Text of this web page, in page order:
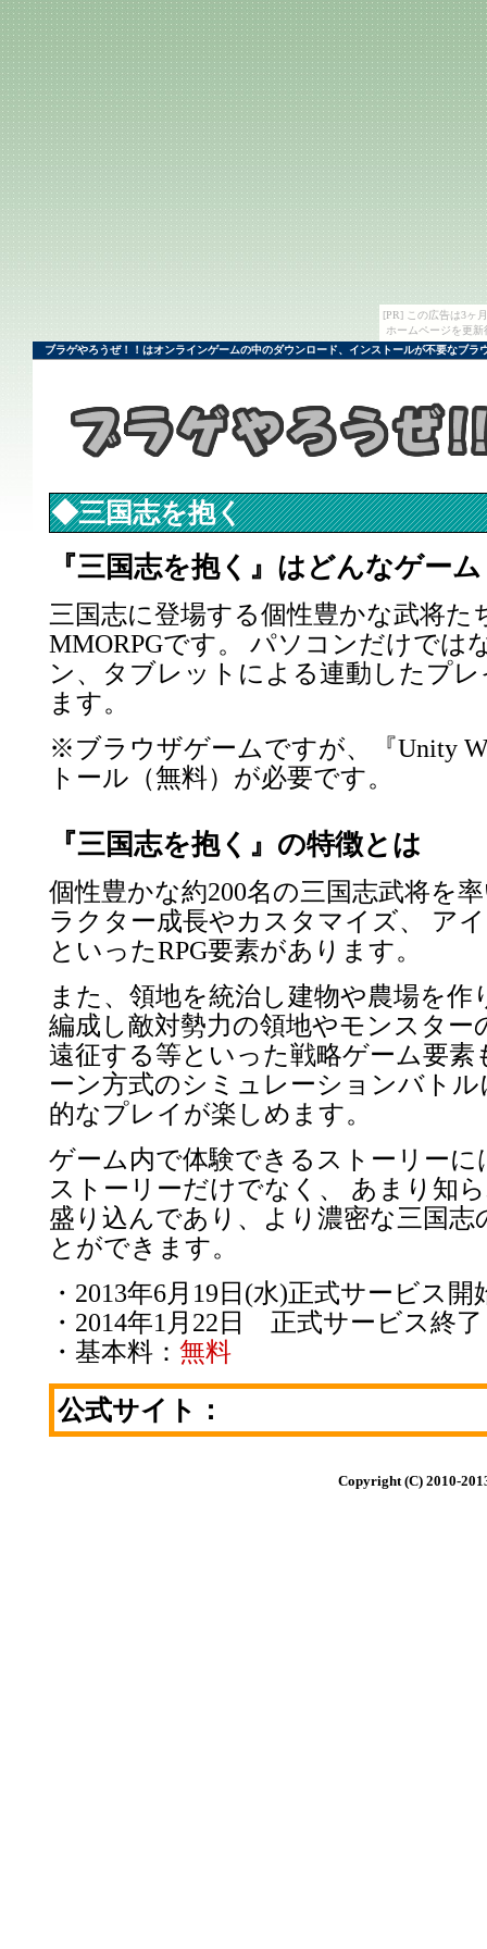
[PR] この広告は3ヶ
ホームページを更
ブラゲやろうぜ！！はオンラインゲームの中のダウンロード、インストールが不要なブ
◆三国志を抱く
『三国志を抱く』はどんなゲーム
三国志に登場する個性豊かな武将た
MMORPGです。 パソコンだけでは
ン、タブレットによる連動したプ
ます。
※ブラウザゲームですが、『Unity
トール（無料）が必要です。
『三国志を抱く』の特徴とは
個性豊かな約200名の三国志武将を
ラクター成長やカスタマイズ、 ア
といったRPG要素があります。
また、領地を統治し建物や農場を作
編成し敵対勢力の領地やモンスタ
遠征する等といった戦略ゲーム要素
ーン方式のシミュレーションバト
的なプレイが楽しめます。
ゲーム内で体験できるストーリー
ストーリーだけでなく、 あまり知
盛り込んであり、より濃密な三国志
とができます。
・2013年6月19日(水)正式サービス開
・2014年1月22日 正式サービス終了
・基本料： 無料
公式サイト：
Copyright (C) 2010-